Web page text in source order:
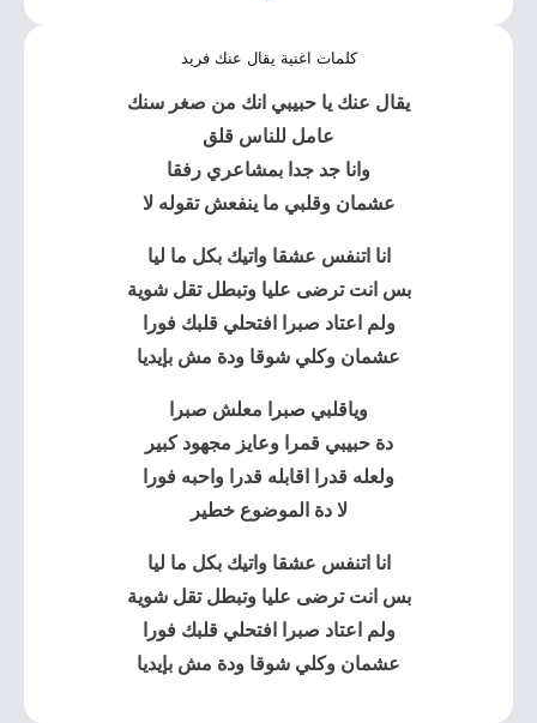
كلمات اغنية يقال عنك فريد
يقال عنك يا حبيبي انك من صغر سنك
عامل للناس قلق
وانا جد جدا بمشاعري رفقا
عشمان وقلبي ما ينفعش تقوله لا
انا اتنفس عشقا واتيك بكل ما ليا
بس انت ترضى عليا وتبطل تقل شوية
ولم اعتاد صبرا افتحلي قلبك فورا
عشمان وكلي شوقا ودة مش بإيديا
وياقلبي صبرا معلش صبرا
دة حبيبي قمرا وعايز مجهود كبير
ولعله قدرا اقابله قدرا واحبه فورا
لا دة الموضوع خطير
انا اتنفس عشقا واتيك بكل ما ليا
بس انت ترضى عليا وتبطل تقل شوية
ولم اعتاد صبرا افتحلي قلبك فورا
عشمان وكلي شوقا ودة مش بإيديا